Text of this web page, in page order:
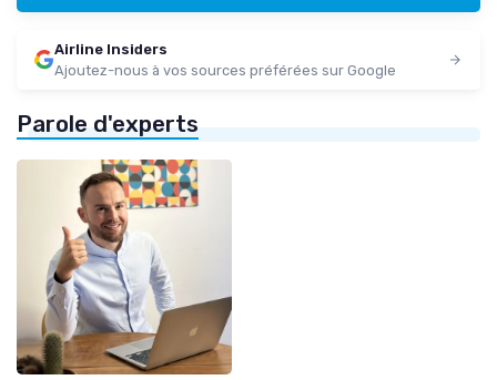
Airline Insiders
Ajoutez-nous à vos sources préférées sur Google
Parole d'experts